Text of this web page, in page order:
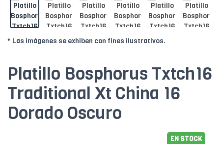
* Las imágenes se exhiben con fines ilustrativos.
Platillo Bosphorus Txtch16
Traditional Xt China 16
Dorado Oscuro
EN STOCK